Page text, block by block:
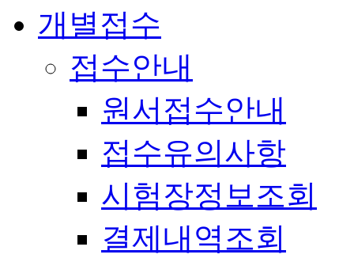
개별접수
접수안내
원서접수안내
접수유의사항
시험장정보조회
결제내역조회